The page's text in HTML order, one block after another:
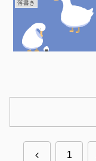
落書き
前 1